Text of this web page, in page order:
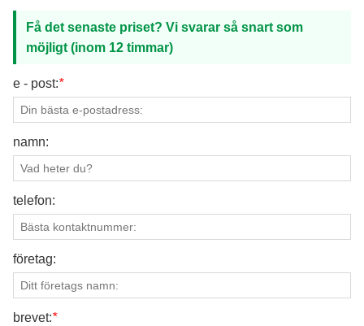
Få det senaste priset? Vi svarar så snart som
möjligt (inom 12 timmar)
e - post:*
namn:
telefon:
företag:
brevet:*